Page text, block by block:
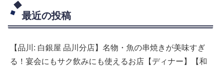
最近の投稿
【品川: 白銀屋 品川分店】名物・魚の串焼きが美味すぎ
る！宴会にもサク飲みにも使えるお店【ディナー】【和